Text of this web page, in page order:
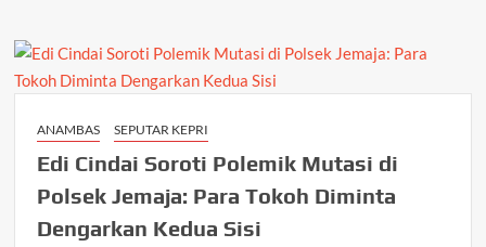
Anambas
Bantuan
Nelayan
Desa
Landak
Musibah
ANAMBAS SEPUTAR KEPRI
Edi Cindai Soroti Polemik Mutasi di
Polsek Jemaja: Para Tokoh Diminta
Dengarkan Kedua Sisi